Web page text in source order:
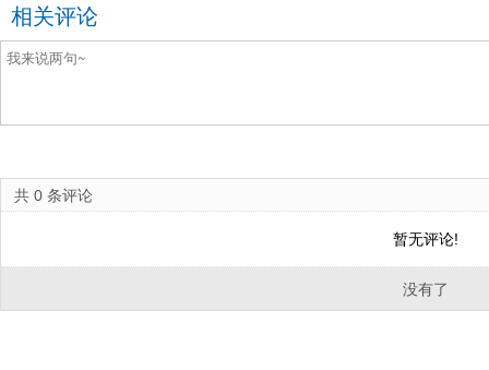
相关评论
共 0 条评论
暂无评论!
没有了